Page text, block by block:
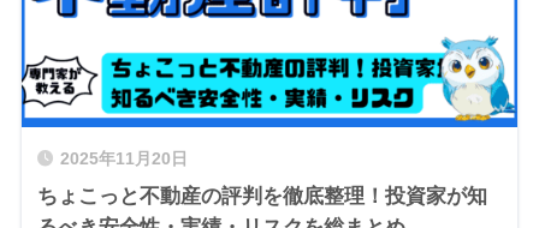
2025年11月20日
ちょこっと不動産の評判を徹底整理！投資家が知